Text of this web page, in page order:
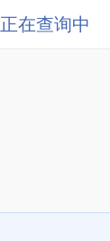
正在查询中